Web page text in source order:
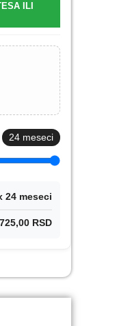
ILI
24meseci
24 meseci
RSD